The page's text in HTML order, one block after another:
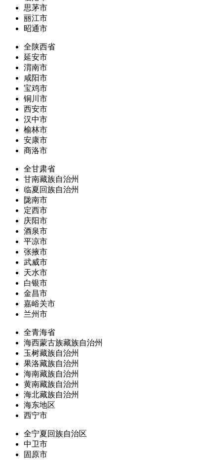
思茅市
丽江市
昭通市
全陕西省
延安市
渭南市
咸阳市
宝鸡市
铜川市
西安市
汉中市
榆林市
安康市
商洛市
全甘肃省
甘南藏族自治州
临夏回族自治州
陇南市
定西市
庆阳市
酒泉市
平凉市
张掖市
武威市
天水市
白银市
金昌市
嘉峪关市
兰州市
全青海省
海西蒙古族藏族自治州
玉树藏族自治州
果洛藏族自治州
海南藏族自治州
黄南藏族自治州
海北藏族自治州
海东地区
西宁市
全宁夏回族自治区
中卫市
固原市